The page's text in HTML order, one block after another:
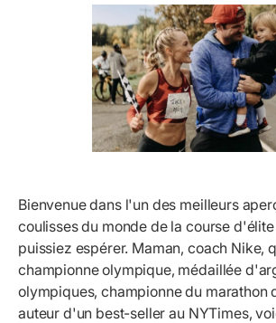
Bienvenue dans l'un des meilleurs
coulisses du monde de la course
puissiez espérer. Maman, coach Nike,
championne olympique, médaillée
olympiques, championne du marathon
auteur d'un best-seller au NYTimes,